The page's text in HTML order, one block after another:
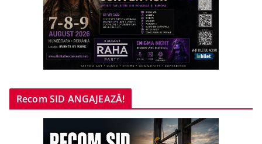
Recom SID ANGAJEAZĂ!